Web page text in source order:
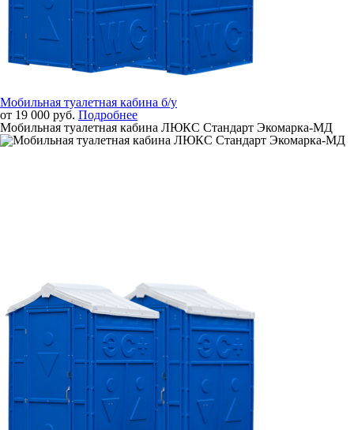
Мобильная туалетная кабина б/у
от 19 000 руб. Подробнее
Мобильная туалетная кабина ЛЮКС Стандарт Экомарка-МД